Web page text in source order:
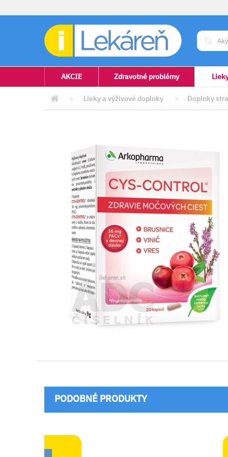
AKCIE Zdravotné problémy
> Lieky a výživové doplnky > Doplnky
PODOBNÉ PRODUKTY